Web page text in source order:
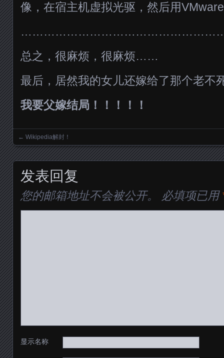
像，在宿主机虚拟光驱，然后用
总之，很麻烦，很麻烦……
最后，居然我的女儿还嫁给了那个老不
我要父嫁结局！！！！！
Posts navigation
← Wikipedia解封！
发表回复
您的邮箱地址不会被公开。 必填项已用
显示名称